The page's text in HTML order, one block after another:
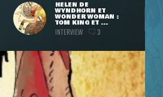
HELEN DE
WYNDHORN ET
WONDER WOMAN :
TOM KING ET ...
INTERVIEW 3